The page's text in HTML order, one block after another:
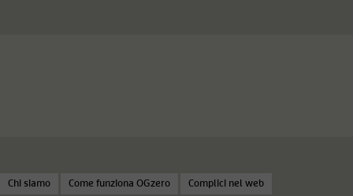
Chi siamo Come funziona OGzero Complici nel web